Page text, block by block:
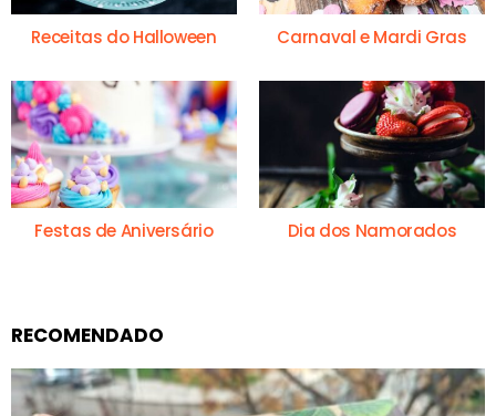
Receitas do Halloween Carnaval e Mardi Gras
Festas de Aniversário Dia dos Namorados
RECOMENDADO